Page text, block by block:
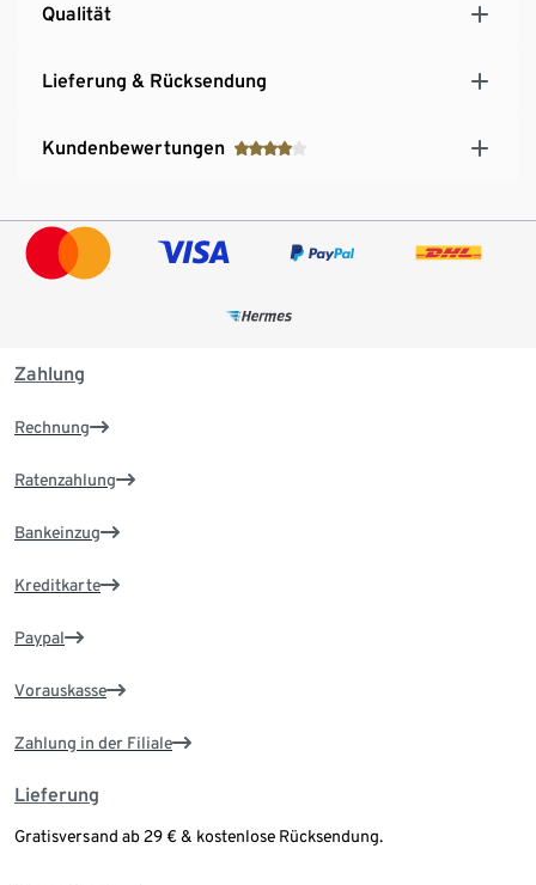
Qualität
Lieferung & Rücksendung
Kundenbewertungen
Zahlung
Rechnung
Ratenzahlung
Bankeinzug
Kreditkarte
Paypal
Vorauskasse
Zahlung in der Filiale
Lieferung
Gratisversand ab 29 € & kostenlose Rücksendung.